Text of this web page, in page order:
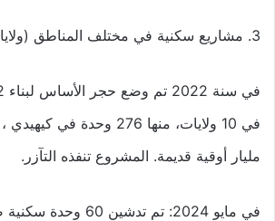
3. مشاريع سكنية في مختلف المناطق (ولایات)
مليار أوقية قديمة. المشروع تنفذه التآزر.
في مايو 2024: تم تدشين